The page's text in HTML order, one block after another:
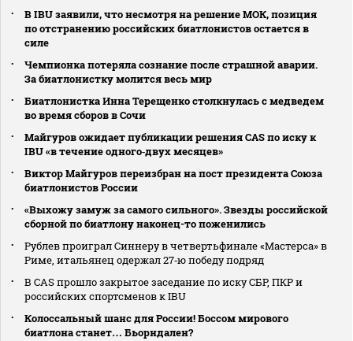
В IBU заявили, что несмотря на решение МОК, позиция
по отстранению российских биатлонистов остается в
силе
Чемпионка потеряла сознание после страшной аварии.
За биатлонистку молится весь мир
Биатлонистка Инна Терещенко столкнулась с медведем
во время сборов в Сочи
Майгуров ожидает публикации решения CAS по иску к
IBU «в течение одного‑двух месяцев»
Виктор Майгуров переизбран на пост президента Союза
биатлонистов России
«Выхожу замуж за самого сильного». Звезды российской
сборной по биатлону наконец-то поженились
Рублев проиграл Синнеру в четвертьфинале «Мастерса» в
Риме, итальянец одержал 27‑ю победу подряд
В CAS прошло закрытое заседание по иску СБР, ПКР и
российских спортсменов к IBU
Колоссальный шанс для России! Боссом мирового
биатлона станет… Бьорндален?